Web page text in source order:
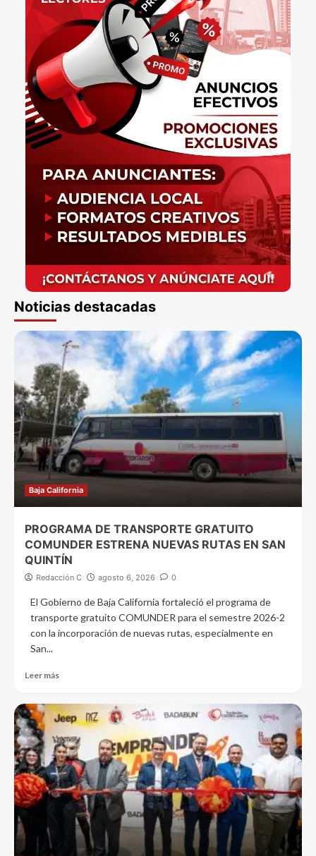
Noticias destacadas
Baja California
PROGRAMA DE TRANSPORTE GRATUITO
COMUNDER ESTRENA NUEVAS RUTAS EN SAN
QUINTÍN
Redacción C agosto 6, 2026 0
El Gobierno de Baja California fortaleció el programa de
transporte gratuito COMUNDER para el semestre 2026-2
con la incorporación de nuevas rutas, especialmente en
San...
Leer más